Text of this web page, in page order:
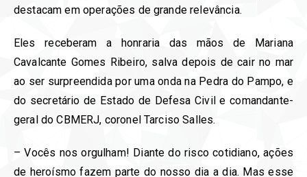
destacam em operações de grande relevância.
Eles receberam a honraria das mãos de Mariana
Cavalcante Gomes Ribeiro, salva depois de cair no mar
ao ser surpreendida por uma onda na Pedra do Pampo, e
do secretário de Estado de Defesa Civil e comandante-
geral do CBMERJ, coronel Tarciso Salles.
– Vocês nos orgulham! Diante do risco cotidiano, ações
de heroísmo fazem parte do nosso dia a dia. Mas esse